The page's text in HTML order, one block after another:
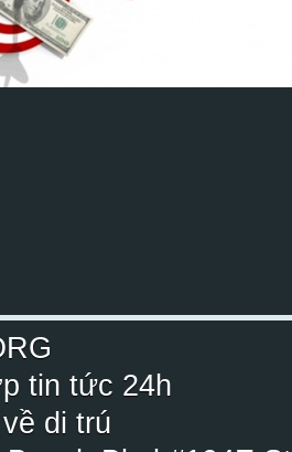
tin tức 24h
di trú